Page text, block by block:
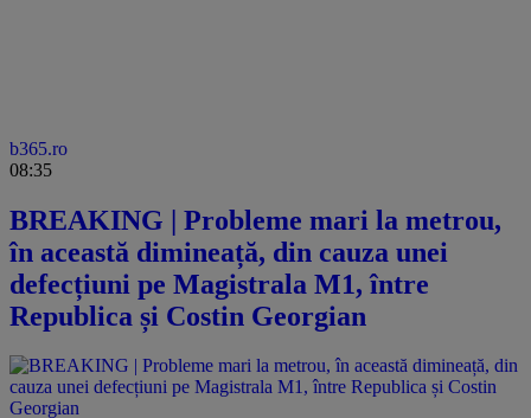
b365.ro
08:35
BREAKING | Probleme mari la metrou,
în această dimineață, din cauza unei
defecțiuni pe Magistrala M1, între
Republica și Costin Georgian